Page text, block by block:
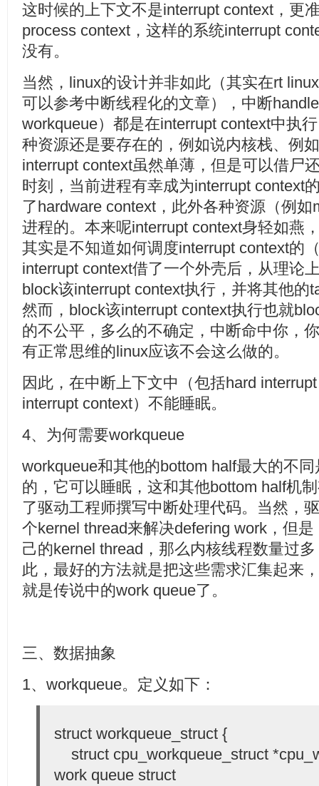
这时候的上下文不是interrupt context，更
process context，这样的系统interrupt
没有。
当然，linux的设计并非如此（其实在rt
可以参考中断线程化的文章），中断
workqueue）都是在interrupt context中执
种资源还是要存在的，例如说内核栈、例
interrupt context虽然单薄，但是可以借尸
时刻，当前进程有幸成为interrupt context
了hardware context，此外各种资源（例
进程的。本来呢interrupt context身轻如燕
其实是不知道如何调度interrupt context的
interrupt context借了一个外壳后，从理论
block该interrupt context执行，并将其他的
然而，block该interrupt context执行也就
的不公平，多么的不确定，中断命中你，
有正常思维的linux应该不会这么做的。
因此，在中断上下文中（包括hard
interrupt context）不能睡眠。
4、为何需要workqueue
workqueue和其他的bottom half最大的不
的，它可以睡眠，这和其他bottom half机
了驱动工程师撰写中断处理代码。当然，
个kernel thread来解决defering work，但
己的kernel thread，那么内核线程数量过
此，最好的方法就是把这些需求汇集起来
就是传说中的work queue了。
三、数据抽象
1、workqueue。定义如下：
struct workqueue_struct {
struct cpu_workqueue_struct
work queue struct